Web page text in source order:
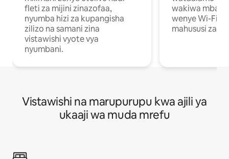
fleti za mijini zinazofaa,
nyumba hizi za kupangisha
zilizo na samani zina
vistawishi vyote vya
nyumbani.
wakiwa mbali
wenye Wi-Fi
mahususi za
Vistawishi na marupurupu kwa ajili ya
ukaaji wa muda mrefu